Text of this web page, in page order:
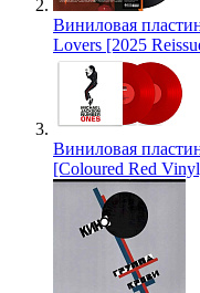
Виниловая
Lovers [2025
Виниловая
[Coloured Red